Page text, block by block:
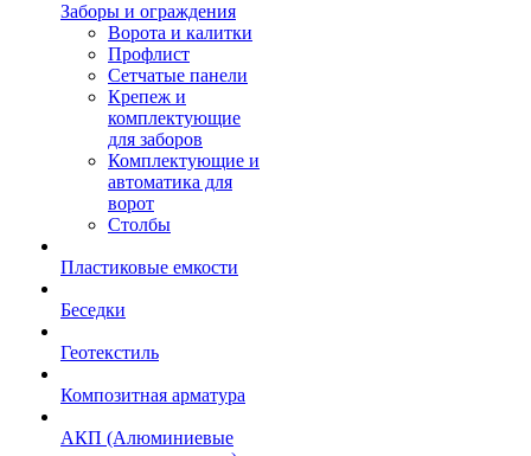
Заборы и ограждения
Ворота и калитки
Профлист
Сетчатые панели
Крепеж и
комплектующие
для заборов
Комплектующие и
автоматика для
ворот
Столбы
Пластиковые емкости
Беседки
Геотекстиль
Композитная арматура
АКП (Алюминиевые